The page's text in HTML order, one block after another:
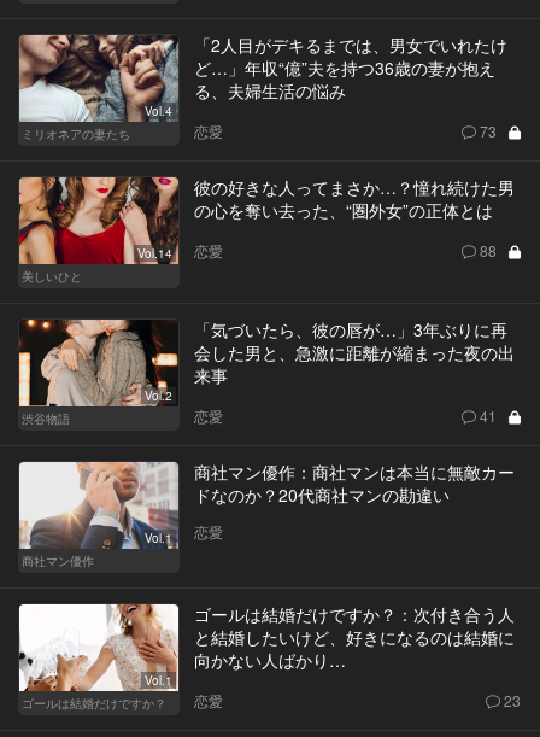
Vol.4
ミリオネアの妻たち
「2人目がデキるまでは、男女でいれたけ
ど…」年収“億”夫を持つ36歳の妻が抱え
る、夫婦生活の悩み
恋愛 73
Vol.14
美しいひと
彼の好きな人ってまさか…？憧れ続けた男
の心を奪い去った、“圏外女”の正体とは
恋愛 88
Vol.2
渋谷物語
「気づいたら、彼の唇が…」3年ぶりに再
会した男と、急激に距離が縮まった夜の出
来事
恋愛 41
Vol.1
商社マン優作
商社マン優作：商社マンは本当に無敵カー
ドなのか？20代商社マンの勘違い
恋愛
Vol.1
ゴールは結婚だけですか？
ゴールは結婚だけですか？：次付き合う人
と結婚したいけど、好きになるのは結婚に
向かない人ばかり…
恋愛 23